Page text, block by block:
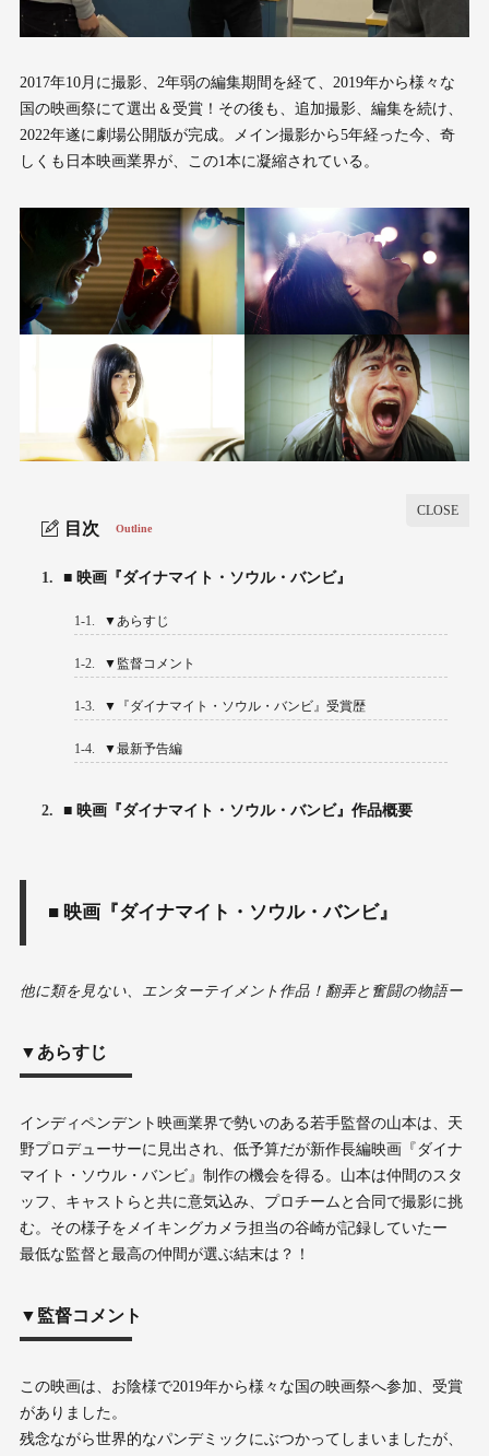
2017年10月に撮影、2年弱の編集期間を経て、2019年から様々な
国の映画祭にて選出＆受賞！その後も、追加撮影、編集を続け、
2022年遂に劇場公開版が完成。メイン撮影から5年経った今、奇
しくも日本映画業界が、この1本に凝縮されている。
目次 Outline
1. ■ 映画『ダイナマイト・ソウル・バンビ』
1-1. ▼あらすじ
1-2. ▼監督コメント
1-3. ▼『ダイナマイト・ソウル・バンビ』受賞歴
1-4. ▼最新予告編
2. ■ 映画『ダイナマイト・ソウル・バンビ』作品概要
■ 映画『ダイナマイト・ソウル・バンビ』
他に類を見ない、エンターテイメント作品！翻弄と奮闘の物語ー
▼ あらすじ
インディペンデント映画業界で勢いのある若手監督の山本は、天
野プロデューサーに見出され、低予算だが新作長編映画『ダイナ
マイト・ソウル・バンビ』制作の機会を得る。山本は仲間のスタ
ッフ、キャストらと共に意気込み、プロチームと合同で撮影に挑
む。その様子をメイキングカメラ担当の谷崎が記録していたー
最低な監督と最高の仲間が選ぶ結末は？！
▼監督コメント
この映画は、お陰様で2019年から様々な国の映画祭へ参加、受賞
がありました。
残念ながら世界的なパンデミックにぶつかってしまいましたが、